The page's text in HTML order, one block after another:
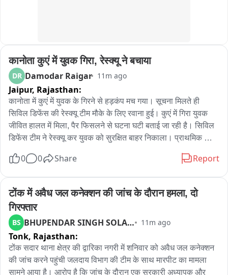
ने आज मैहर जिले के अमरपाटन से गिरफ्तार गिरफ्तार किया है और साथ  ले
गई हैं।
कानोता कुएं में युवक गिरा, रेस्क्यू ने बचाया
DR Damodar Raigar 11m ago
Jaipur, Rajasthan:
कानोता में कुएं में युवक के गिरने से हड़कंप मच गया। सूचना मिलते ही
सिविल डिफेंस की रेस्क्यू टीम मौके के लिए रवाना हुई। कुएं में गिरा युवक
जीवित हालत में मिला, पैर फिसलने से घटना घटी बताई जा रही है। सिविल
डिफेंस टीम ने रेस्क्यू कर युवक को सुरक्षित बाहर निकाला। प्राथमिक
सूचना कानोता थाना पुलिस को दी गई और मामले की जांच जारी है।
0 0 Share Report
टोंक में अवैध जल कनेक्शन की जांच के दौरान हमला, दो
गिरफ्तार
BS BHUPENDAR SINGH SOLANKI 11m ago
Tonk, Rajasthan:
टोंक सदार थाना क्षेत्र की द्वारिका नगरी में शनिवार को अवैध जल कनेक्शन
की जांच करने पहुंची जलदाय विभाग की टीम के साथ मारपीट का मामला
सामने आया है। आरोप है कि जांच के दौरान एक सरकारी अध्यापक और